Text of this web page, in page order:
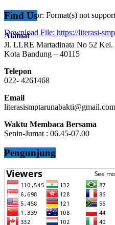
Media error: Format(s) not
Download File: https://literasi-
Find Us
Alamat
Jl. LLRE Martadinata No 52 Kel.
Kota Bandung – 40115
Telepon
022- 4261468
Email
literasismptarunabakti@gmail.com
Waktu Membaca Bersama
Senin-Jumat : 06.45-07.00
Pengunjung